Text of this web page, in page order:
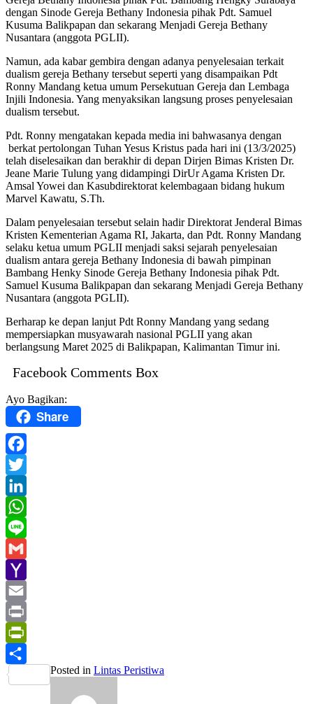
dengan Sinode Gereja Bethany Indonesia pihak Pdt. Samuel
Kusuma Balikpapan dan sekarang Menjadi Gereja Bethany
Nusantara (anggota PGLII).
Namun, ada kabar gembira dengan adanya penyelesaian terkait
dualism gereja Bethany tersebut seperti yang disampaikan Pdt
Ronny Mandang ketua umum Persekutuan Gereja dan Lembaga
Injili Indonesia. Yang menyaksikan langsung proses penyelesaian
dualism tersebut.
Pdt. Ronny mengatakan kepada media ini bahwasanya dengan
berkat pertolongan Tuhan Yesus Kristus pada hari ini (13/3/2025)
telah diselesaikan dan berakhir di depan Dirjen Bimas Kristen Dr.
Jeane Marie Tulung yang didampingi DirUr Agama Kristen Dr.
Amsal Yowei dan Kasubdirektorat kelembagaan bidang hukum
Marvel Kawatu, S.Th.
Dalam penyelesaian tersebut selain hadir Direktorat Jenderal Bimas
Kristen Kementerian Agama RI, Jakarta, dan Pdt. Ronny Mandang
selaku ketua umum PGLII menjadi saksi sejarah penyelesaian
dualism antara gereja Bethany Indonesia di bawah pimpinan
Bambang Henky Sinode Gereja Bethany Indonesia pihak Pdt.
Samuel Kusuma Balikpapan dan sekarang Menjadi Gereja Bethany
Nusantara (anggota PGLII).
Berharap ke depan lanjut Pdt Ronny Mandang yang sedang
mempersiapkan musyawarah nasional PGLII yang akan
berlangsung Maret 2025 di Balikpapan, Kalimantan Timur ini.
Facebook Comments Box
Ayo Bagikan:
Share
Facebook
Twitter
LinkedIn
WhatsApp
Line
Gmail
Yahoo
Mail
Email
Print
PrintFriendly
Share
Posted in Lintas Peristiwa